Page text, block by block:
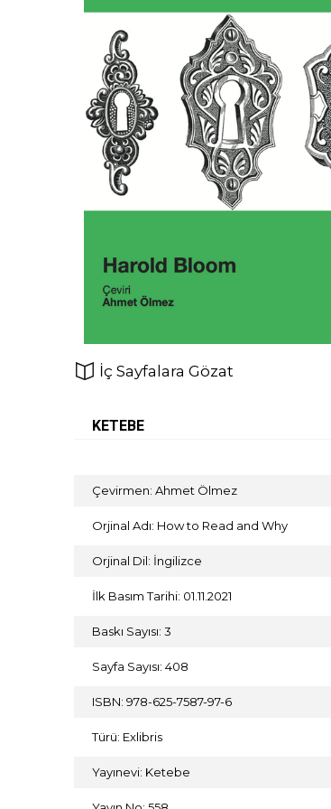
İç Sayfalara Gözat
KETEBE
Çevirmen: Ahmet Ölmez
Orjinal Adı: How to Read and Why
Orjinal Dil: İngilizce
İlk Basım Tarihi: 01.11.2021
Baskı Sayısı: 3
Sayfa Sayısı: 408
ISBN: 978-625-7587-97-6
Türü: Exlibris
Yayınevi: Ketebe